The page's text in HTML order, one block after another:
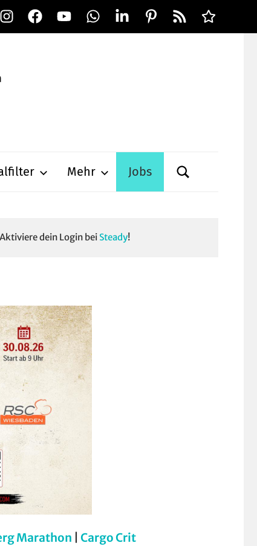
InstagramFacebookYouTubeWhatsAppLinkedInPinterest
RSS-
Feed
Alle
Mehr Jobs
dein Login bei Steady!
Marathon Cargo Crit